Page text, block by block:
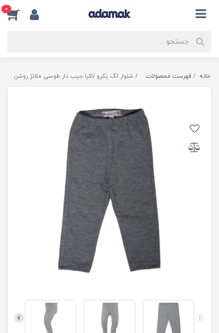
0
خانه فهرست محصولات شلوار لگ یکرو لاکرا جیب دار طوسی ملانژ روشن